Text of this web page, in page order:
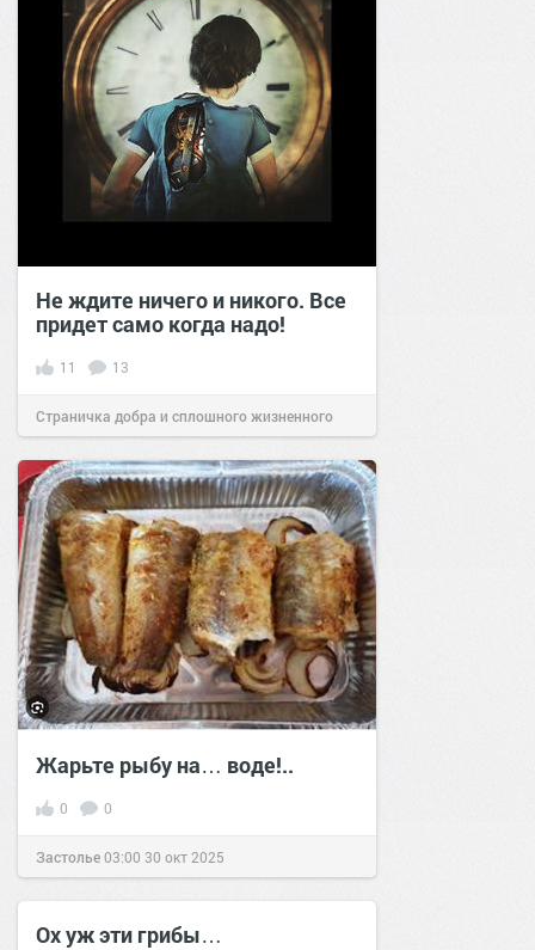
Не ждите ничего и никого. Все
придет само когда надо!
11 13
Страничка добра и сплошного жизненного
позитива!17:0311 дек 2023
Жарьте рыбу на… воде!..
0 0
Застолье03:00 30 окт 2025
Ох уж эти грибы…